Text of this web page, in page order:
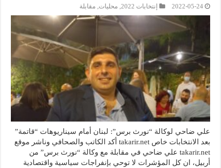
2022-05-24 إنتخابات 2022 , محليات, مقابلة
علي ضاحي لوكالة “نورث برس”: لبنان أمام سيناريوهات “قاتمة”
بعد الانتخابات خاص takarir.net أكد الكاتب والصحافي وناشر موقع
takarir.net علي ضاحي في مقابلة مع وكالة “نورث برس” من
أربيل، ان كل المؤشرات لا توحي بإنفراجات سياسية واقتصادية